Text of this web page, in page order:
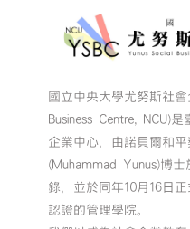
國立中央大學尤努斯社會
Business Centre, NCU)
企業中心，由諾貝爾和
(Muhammad Yunus)博
錄，並於同年10月16日
認證的管理學院。